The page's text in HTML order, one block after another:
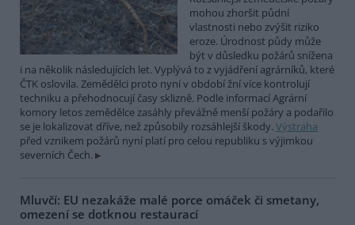
mohou zhoršit půdní
vlastnosti nebo zvýšit riziko
eroze. Úrodnost půdy může
být v důsledku požárů snížena
i na několik následujících let. Vyplývá to z vyjádření agrárníků, které
ČTK oslovila. Zemědělci proto nyní v období žní více kontrolují
techniku a přehodnocují časy sklizně. Podle informací Agrární
komory letos zemědělce zasáhly převážně menší požáry a podařilo
se je lokalizovat dříve, než způsobily rozsáhlejší škody. Výstraha
před vznikem požárů nyní platí pro celou republiku s výjimkou
severních Čech.
Mluvčí: EU nezakáže malé porce omáček či smetany,
omezení se dotknou restaurací